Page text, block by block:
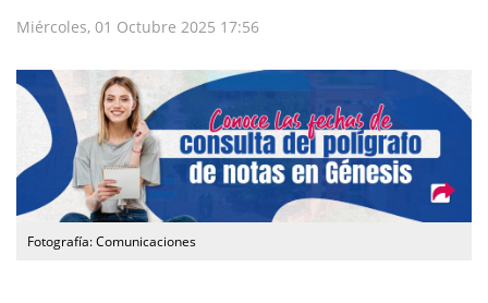
Miércoles, 01 Octubre 2025 17:56
Fotografía: Comunicaciones